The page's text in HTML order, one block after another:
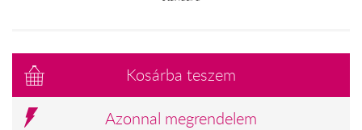
Kosárba teszem
Azonnal megrendelem